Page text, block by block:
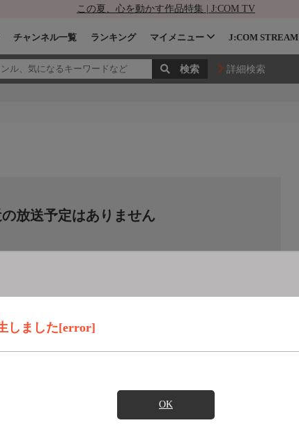
この夏、心を動かす作品特集 | J:COM TV
チャンネル一覧 ランキング マイメニュー J:COM STREAM
詳細検索
しました[error]
OK
放送予定はありません